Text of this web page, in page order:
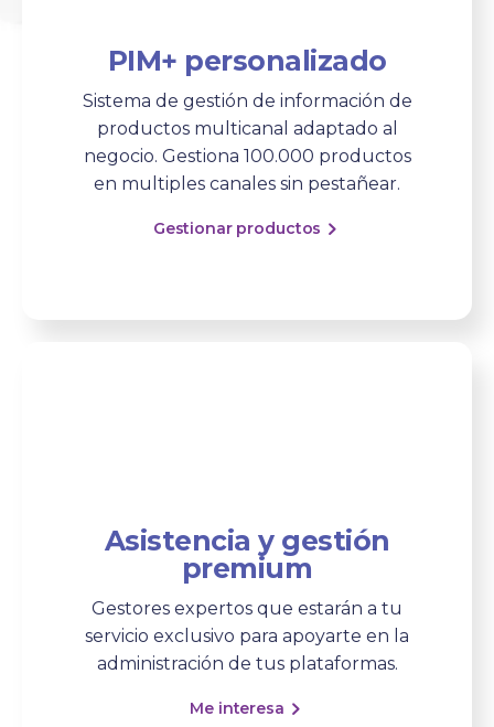
PIM+ personalizado
Sistema de gestión de información de
productos multicanal adaptado al
negocio. Gestiona 100.000 productos
en multiples canales sin pestañear.
Gestionar productos
Asistencia y gestión
premium
Gestores expertos que estarán a tu
servicio exclusivo para apoyarte en la
administración de tus plataformas.
Me interesa